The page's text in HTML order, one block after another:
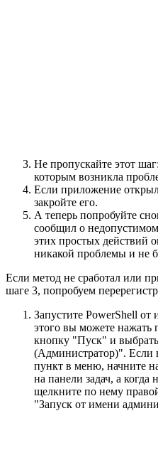
Не пропускайте этот
которым возникла
Если приложение
закройте его.
А теперь попробуйте
сообщил о
этих простых действий
никакой проблемы и не
Если метод не сработал или
шаге 3, попробуем
Запустите PowerShell
этого вы можете
кнопку "Пуск" и
(Администратор)". Если
пункт в меню, начните
на панели задач, а когда
щелкните по нему
"Запуск от имени